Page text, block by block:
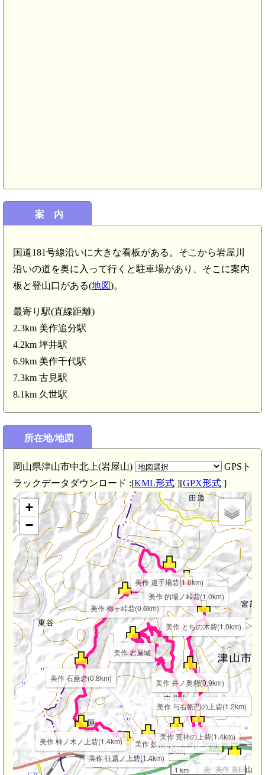
案 内
国道181号線沿いに大きな看板がある。そこから岩屋川
沿いの道を奥に入って行くと駐車場があり、そこに案内
板と登山口がある(地図)。
最寄り駅(直線距離)
2.3km 美作追分駅
4.2km 坪井駅
6.9km 美作千代駅
7.3km 古見駅
8.1km 久世駅
所在地/地図
岡山県津山市中北上(岩屋山)
GPSト
ラックデータダウンロード :[KML形式 ][GPX形式 ]
美作 岩屋城
美作 梅ヶ峠砦(0.6km)
美作 石蕨砦(0.8km) 美作 井ノ奥砦(0.9km)
美作 遣手場砦(1.0km)
美作 的場ノ峠砦(1.0km)
美作 とちの木砦(1.0km)
美作 与右衛門の上砦(1.2km)
美作 楽万の上砦(1.3km)
美作 妙福寺の上砦(1.3km)
美作 往還ノ上砦(1.4km)
美作 荒神の上砦(1.4km)
美作 柿ノ木ノ上砦(1.4km)
美作 姿山城(2.0km)
美作 茶臼山城(
+
−
1 km